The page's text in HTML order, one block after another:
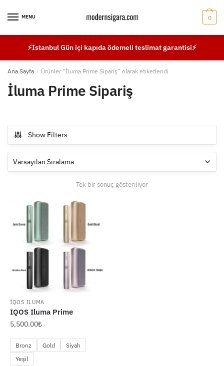
MENU 0
⚡İstanbul Gün içi kapıda ödemeli teslimat garantisi⚡
Ana Sayfa / Ürünler “İluma Prime Sipariş” olarak etiketlendi
İluma Prime Sipariş
Show Filters
Tek bir sonuç gösteriliyor
İQOS ILUMA
IQOS Iluma Prime
5,500.00₺
Bronz Gold
Siyah
Yeşil